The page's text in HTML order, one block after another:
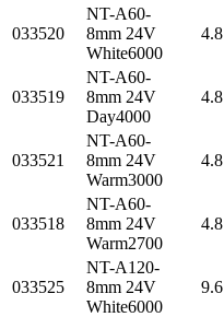
033520
NT-A60-
8mm 24V
White6000
4.8
033519
NT-A60-
8mm 24V
Day4000
4.8
033521
NT-A60-
8mm 24V
Warm3000
4.8
033518
NT-A60-
8mm 24V
Warm2700
4.8
033525
NT-A120-
8mm 24V
White6000
9.6